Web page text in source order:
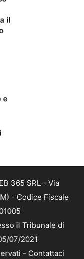
il
e
365 SRL - Via
- Codice Fiscale
il Tribunale di
07/2021
- Contattaci